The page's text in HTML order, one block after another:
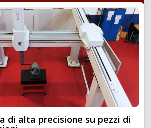
di alta precisione su pezzi di